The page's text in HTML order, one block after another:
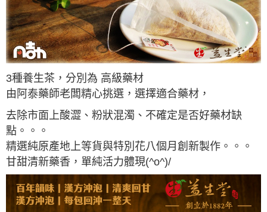
3種養生茶，分別為 高級藥材
由阿泰藥師老闆精心挑選，選擇適合藥材，
去除市面上酸澀、粉狀混濁、不確定是否好藥材缺
點。。。
精選純原產地上等貨與特別花八個月創新製作。。。
甘甜清新藥香，單純活力體現(^o^)/